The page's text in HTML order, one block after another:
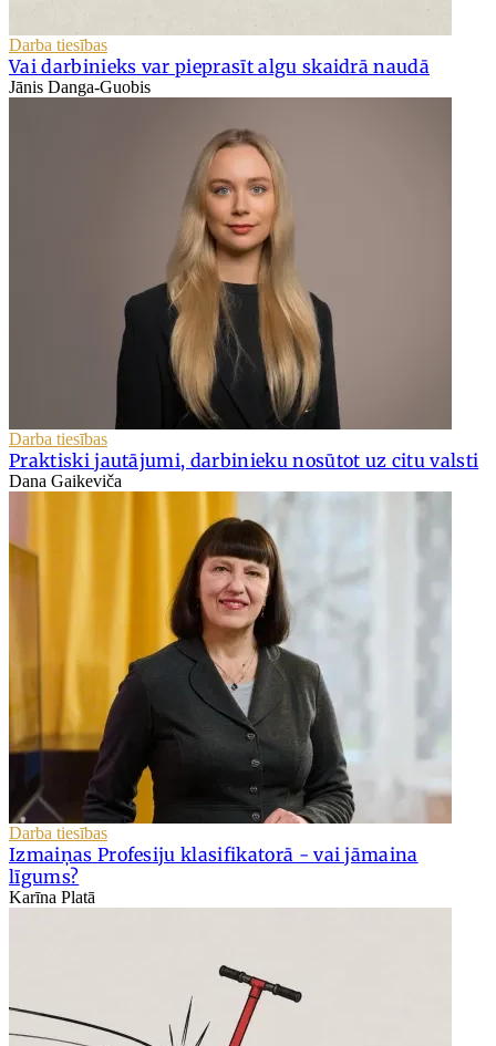
Darba tiesības
Vai darbinieks var pieprasīt algu skaidrā naudā
Jānis Danga-Guobis
Darba tiesības
Praktiski jautājumi, darbinieku nosūtot uz citu valsti
Dana Gaikeviča
Darba tiesības
Izmaiņas Profesiju klasifikatorā - vai jāmaina
līgums?
Karīna Platā